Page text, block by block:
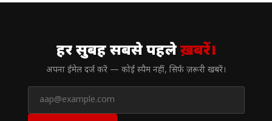
हर सुबह सबसे पहलेख़बरें।
अपना ईमेल दर्ज करें — कोई स्पैम नहीं, सिर्फ ज़रूरी खबरें।